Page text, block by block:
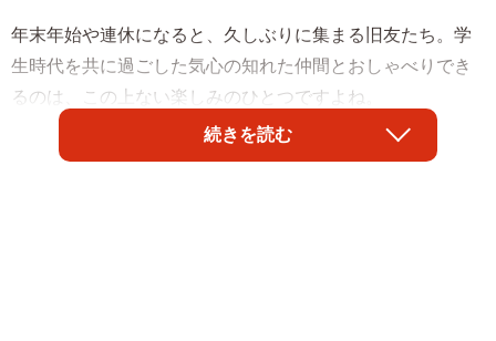
年末年始や連休になると、久しぶりに集まる旧友たち。学
生時代を共に過ごした気心の知れた仲間とおしゃべりでき
るのは、この上ない楽しみのひとつですよね。
ですが近ごろでは、「毎回、話す内容が同じになってしま
続きを読む